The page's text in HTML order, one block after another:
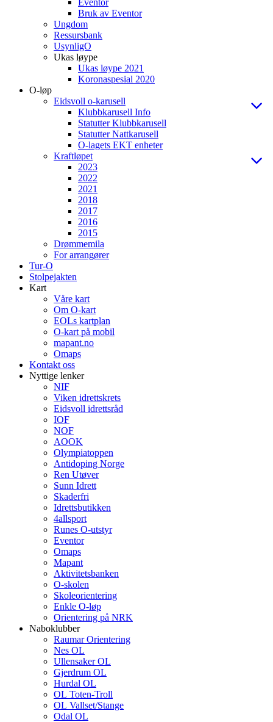
Eventor
Bruk av Eventor
Ungdom
Ressursbank
UsynligO
Ukas løype
Ukas løype 2021
Koronaspesial 2020
O-løp
Eidsvoll o-karusell
Klubbkarusell Info
Statutter Klubbkarusell
Statutter Nattkarusell
O-lagets EKT enheter
Kraftløpet
2023
2022
2021
2018
2017
2016
2015
Drømmemila
For arrangører
Tur-O
Stolpejakten
Kart
Våre kart
Om O-kart
EOLs kartplan
O-kart på mobil
mapant.no
Omaps
Kontakt oss
Nyttige lenker
NIF
Viken idrettskrets
Eidsvoll idrettsråd
IOF
NOF
AOOK
Olympiatoppen
Antidoping Norge
Ren Utøver
Sunn Idrett
Skaderfri
Idrettsbutikken
4allsport
Runes O-utstyr
Eventor
Omaps
Mapant
Aktivitetsbanken
O-skolen
Skoleorientering
Enkle O-løp
Orientering på NRK
Naboklubber
Raumar Orientering
Nes OL
Ullensaker OL
Gjerdrum OL
Hurdal OL
OL Toten-Troll
OL Vallset/Stange
Odal OL